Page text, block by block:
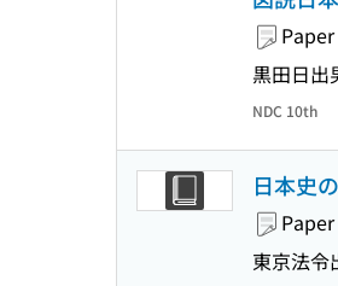
Paper
黒田日出
NDC 10th
日本史
Paper
東京法令